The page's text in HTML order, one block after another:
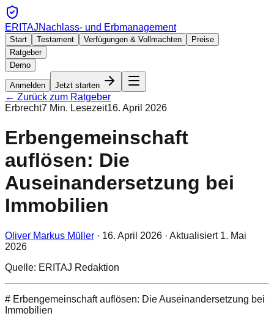
ERITAJNachlass- und Erbmanagement
Start Testament Verfügungen & Vollmachten
Preise
Ratgeber
Demo
Anmelden Jetzt starten
← Zurück zum Ratgeber
Erbrecht7 Min. Lesezeit16. April 2026
Erbengemeinschaft
auflösen: Die
Auseinandersetzung bei
Immobilien
Oliver Markus Müller · 16. April 2026 · Aktualisiert 1. Mai
2026
Quelle: ERITAJ Redaktion
# Erbengemeinschaft auflösen: Die Auseinandersetzung bei
Immobilien